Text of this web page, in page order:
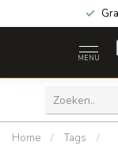
MENU
Home / Tags
/